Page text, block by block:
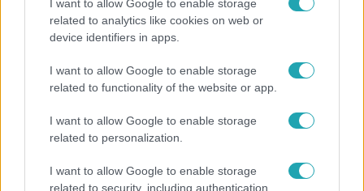
I want to allow Google to enable storage
related to analytics like cookies on web or
device identifiers in apps.
I want to allow Google to enable storage
related to functionality of the website or app.
I want to allow Google to enable storage
related to personalization.
I want to allow Google to enable storage
related to security, including authentication
Nem költözött vissza Nyíregyházára a szakítás